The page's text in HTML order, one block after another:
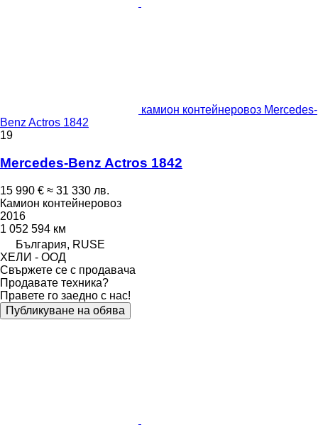
камион контейнеровоз Mercedes-
Benz Actros 1842
19
Mercedes-Benz Actros 1842
15 990 € ≈ 31 330 лв.
Камион контейнеровоз
2016
1 052 594 км
България, RUSE
ХЕЛИ - ООД
Свържете се с продавача
Продавате техника?
Правете го заедно с нас!
Публикуване на обява